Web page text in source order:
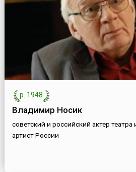
р. 1948
Владимир Носик
советский и российский актер
артист России